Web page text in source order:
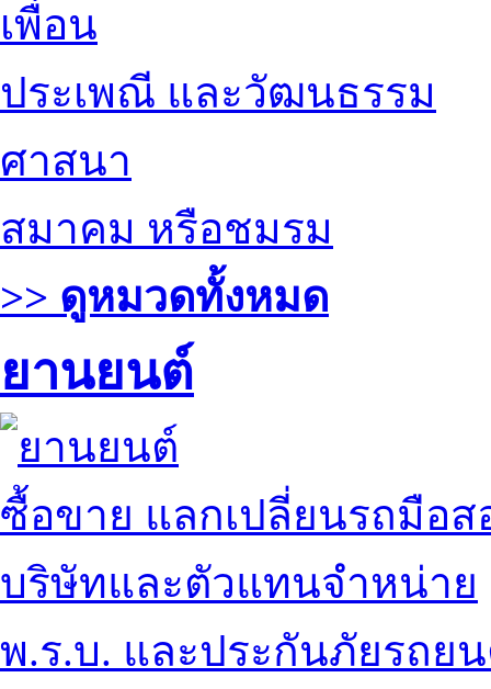
เพื่อน
ประเพณี และวัฒนธรรม
ศาสนา
สมาคม หรือชมรม
>> ดูหมวดทั้งหมด
ยานยนต์
ซื้อขาย แลกเปลี่ยนรถมือส
บริษัทและตัวแทนจำหน่าย
พ.ร.บ. และประกันภัยรถย